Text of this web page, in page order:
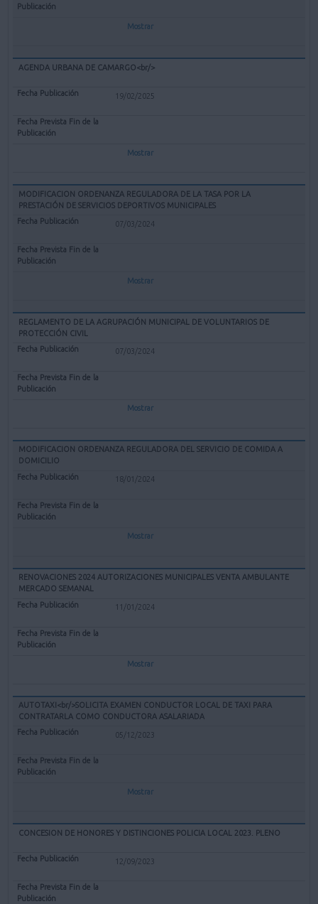
Mostrar
AGENDA URBANA DE CAMARGO<br/>
19/02/2025
Mostrar
MODIFICACION ORDENANZA REGULADORA DE LA TASA POR LA
PRESTACIÓN DE SERVICIOS DEPORTIVOS MUNICIPALES
07/03/2024
Mostrar
REGLAMENTO DE LA AGRUPACIÓN MUNICIPAL DE VOLUNTARIOS DE
PROTECCIÓN CIVIL
07/03/2024
Mostrar
MODIFICACION ORDENANZA REGULADORA DEL SERVICIO DE COMIDA A
DOMICILIO
18/01/2024
Mostrar
RENOVACIONES 2024 AUTORIZACIONES MUNICIPALES VENTA AMBULANTE
MERCADO SEMANAL
11/01/2024
Mostrar
AUTOTAXI<br/>SOLICITA EXAMEN CONDUCTOR LOCAL DE TAXI PARA
CONTRATARLA COMO CONDUCTORA ASALARIADA
05/12/2023
Mostrar
CONCESION DE HONORES Y DISTINCIONES POLICIA LOCAL 2023. PLENO
12/09/2023